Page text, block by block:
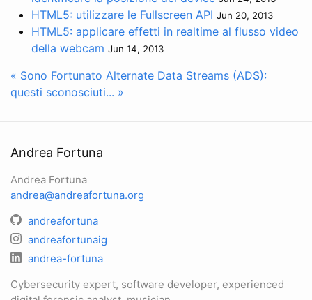
HTML5: utilizzare le Fullscreen API Jun 20, 2013
HTML5: applicare effetti in realtime al flusso video
della webcam Jun 14, 2013
« Sono Fortunato Alternate Data Streams (ADS):
questi sconosciuti... »
Andrea Fortuna
Andrea Fortuna
andrea@andreafortuna.org
andreafortuna
andreafortunaig
andrea-fortuna
Cybersecurity expert, software developer, experienced